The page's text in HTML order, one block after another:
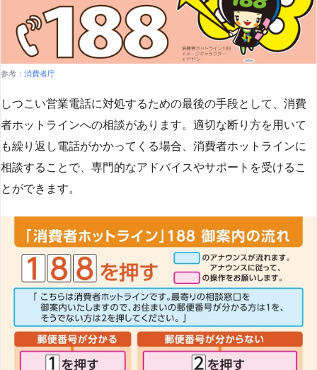
参考： 消費者庁
しつこい営業電話に対処するための最後の手段として、消費
者ホットラインへの相談があります。適切な断り方を用いて
も繰り返し電話がかかってくる場合、消費者ホットラインに
相談することで、専門的なアドバイスやサポートを受けるこ
とができます​​。